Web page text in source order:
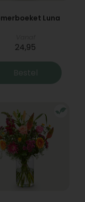
Luna
24,95
Bestel